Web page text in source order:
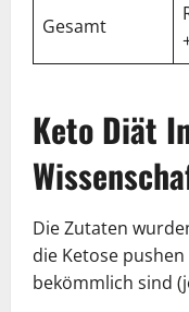
Gesamt
Keto Diät
Die Zutaten
die Ketose
bekömmlich sind